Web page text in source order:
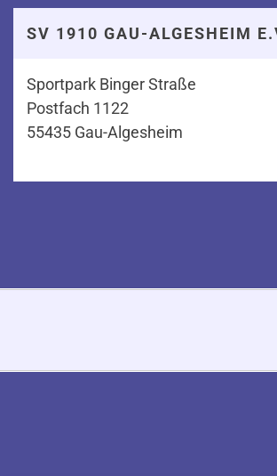
SV 1910 GAU-ALGESHEIM
Sportpark Binger Straße
Postfach 1122
55435 Gau-Algesheim